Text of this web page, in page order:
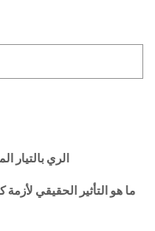
الري بالتيار